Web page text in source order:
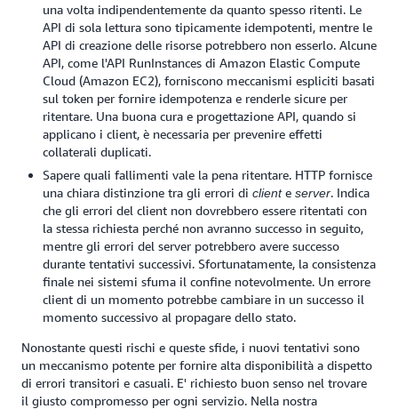
una volta indipendentemente da quanto spesso ritenti. Le
API di sola lettura sono tipicamente idempotenti, mentre le
API di creazione delle risorse potrebbero non esserlo. Alcune
API, come l'API RunInstances di Amazon Elastic Compute
Cloud (Amazon EC2), forniscono meccanismi espliciti basati
sul token per fornire idempotenza e renderle sicure per
ritentare. Una buona cura e progettazione API, quando si
applicano i client, è necessaria per prevenire effetti
collaterali duplicati.
Sapere quali fallimenti vale la pena ritentare. HTTP fornisce
una chiara distinzione tra gli errori di cliente server. Indica
che gli errori del client non dovrebbero essere ritentati con
la stessa richiesta perché non avranno successo in seguito,
mentre gli errori del server potrebbero avere successo
durante tentativi successivi. Sfortunatamente, la consistenza
finale nei sistemi sfuma il confine notevolmente. Un errore
client di un momento potrebbe cambiare in un successo il
momento successivo al propagare dello stato.
Nonostante questi rischi e queste sfide, i nuovi tentativi sono
un meccanismo potente per fornire alta disponibilità a dispetto
di errori transitori e casuali. E' richiesto buon senso nel trovare
il giusto compromesso per ogni servizio. Nella nostra